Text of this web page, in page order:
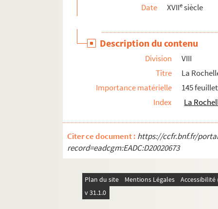
373. « Cartulaire de Caen, tiré de la Tour
375. Notes et additions écrites par l'abbé de
376. « Notes sur les origines de la ville de Caen »
381. « Notices littéraires, historiques, etc.,
382. « Miscellanea partim Cadomensia, partim
383. « Miscellanea civilia et litteraria,
384. « Extraits, observations et anecdotes
385. « Anecdotes Caenoises », par l'abbé de La
386. « Anecdotes historiques et
Date
XVIIesiècle
Description du contenu
Division
VIII
Titre
La
Importance matérielle
145
Index
La
Citer ce document : https://ccfr.bnf.fr/
record=eadcgm:EADC:D20020673
Plan du site Mentions Légales
v 31.1.0